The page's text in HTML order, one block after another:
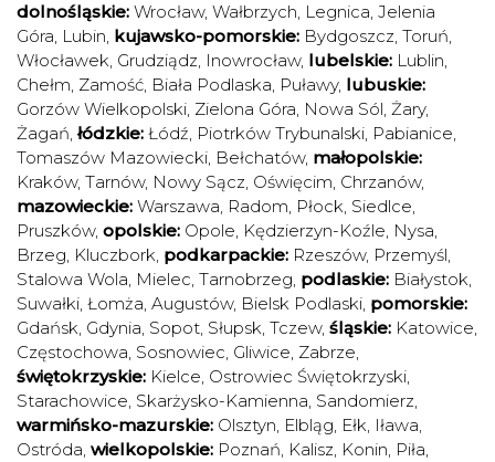
dolnośląskie: Wrocław, Wałbrzych, Legnica, Jelenia
Góra, Lubin, kujawsko-pomorskie: Bydgoszcz, Toruń,
Włocławek, Grudziądz, Inowrocław, lubelskie: Lublin,
Chełm, Zamość, Biała Podlaska, Puławy, lubuskie:
Gorzów Wielkopolski, Zielona Góra, Nowa Sól, Żary,
Żagań, łódzkie: Łódź, Piotrków Trybunalski, Pabianice,
Tomaszów Mazowiecki, Bełchatów, małopolskie:
Kraków, Tarnów, Nowy Sącz, Oświęcim, Chrzanów,
mazowieckie: Warszawa, Radom, Płock, Siedlce,
Pruszków, opolskie: Opole, Kędzierzyn-Koźle, Nysa,
Brzeg, Kluczbork, podkarpackie: Rzeszów, Przemyśl,
Stalowa Wola, Mielec, Tarnobrzeg, podlaskie: Białystok,
Suwałki, Łomża, Augustów, Bielsk Podlaski, pomorskie:
Gdańsk, Gdynia, Sopot, Słupsk, Tczew, śląskie: Katowice,
Częstochowa, Sosnowiec, Gliwice, Zabrze,
świętokrzyskie: Kielce, Ostrowiec Świętokrzyski,
Starachowice, Skarżysko-Kamienna, Sandomierz,
warmińsko-mazurskie: Olsztyn, Elbląg, Ełk, Iława,
Ostróda, wielkopolskie: Poznań, Kalisz, Konin, Piła,